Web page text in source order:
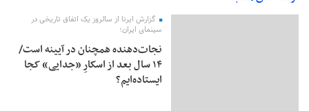
گزارش ایرنا از سالروز یک اتفاق تاریخی در
سینمای ایران؛
نجات‌دهنده‌ همچنان در آیینه است/
۱۴ سال بعد از اسکارِ «جدایی» کجا
ایستاده‌ایم؟